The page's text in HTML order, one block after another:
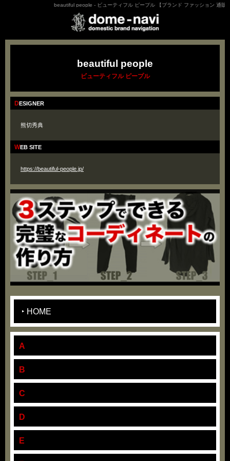
beautiful people - ビューティフル ピープル 【ブランド ファッション 通販】
beautiful people
ビューティフル ピープル
DESIGNER
熊切秀典
WEB SITE
https://beautiful-people.jp/
HOME
A
B
C
D
E